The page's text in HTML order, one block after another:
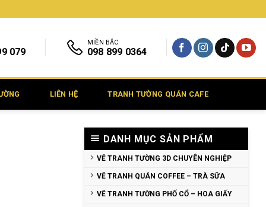
079
MIỀN BẮC
098 899 0364
LIÊN HỆ TRANH TƯỜNG QUÁN CAFE
DANH MỤC SẢN PHẨM
VẼ TRANH TƯỜNG 3D CHUYÊN NGHIỆP
VẼ TRANH QUÁN COFFEE – TRÀ SỮA
VẼ TRANH TƯỜNG PHỐ CỔ – HOA GIẤY